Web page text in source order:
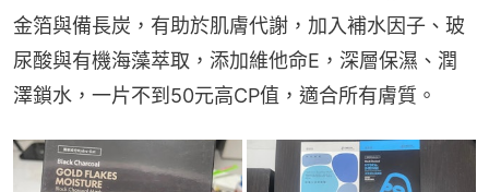
金箔與備長炭，有助於肌膚代謝，加入補水因子、玻
尿酸與有機海藻萃取，添加維他命E，深層保濕、潤
澤鎖水，一片不到50元高CP值，適合所有膚質。